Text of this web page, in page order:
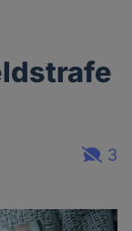
3